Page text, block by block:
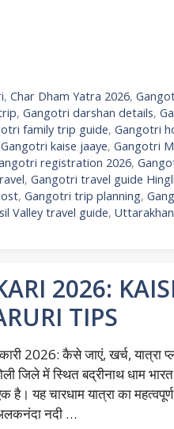
,Char Dham Yatra 2026,
, Gangotri darshan details,
family trip guide, Gangotri
Gangotri kaise jaaye, Gangotri
registration 2026,
, Gangotri travel guide
, Gangotri trip planning,
Valley travel guide,
2026:
TIPS
2026: कैसे जाएं, खर्च, यात्रा
जिले में स्थित बद्रीनाथ धाम
है। यह चारधाम यात्रा का
नदी …